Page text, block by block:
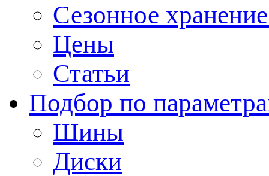
Сезонное
Цены
Статьи
Подбор по
Шины
Диски